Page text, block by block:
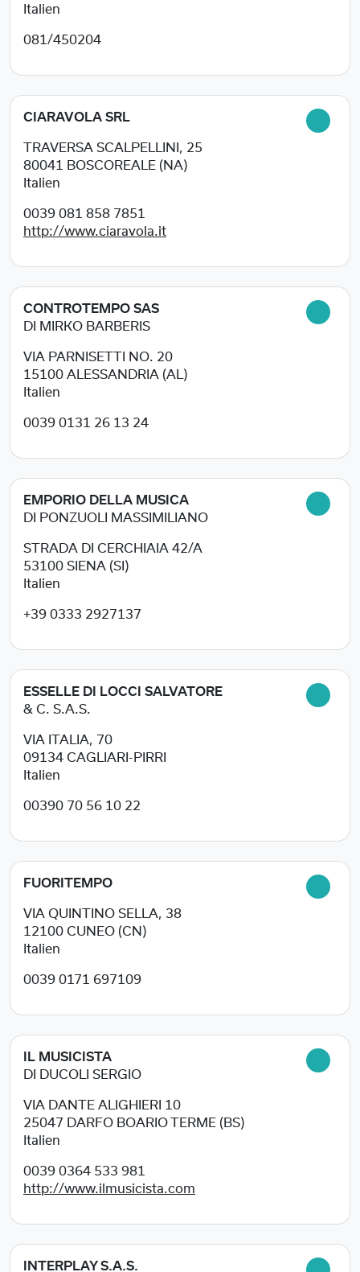
Italien
081/450204
CIARAVOLA SRL
TRAVERSA SCALPELLINI, 25
80041
BOSCOREALE (NA)
Italien
0039 081 858 7851
http://www.ciaravola.it
CONTROTEMPO SAS
DI MIRKO BARBERIS
VIA PARNISETTI NO. 20
15100 ALESSANDRIA (AL)
Italien
0039 0131 26 13 24
EMPORIO DELLA MUSICA
DI PONZUOLI MASSIMILIANO
STRADA DI CERCHIAIA 42/A
53100 SIENA (SI)
Italien
+39 0333 2927137
ESSELLE DI LOCCI SALVATORE
& C. S.A.S.
VIA ITALIA, 70
09134 CAGLIARI-PIRRI
Italien
00390 70 56 10 22
FUORITEMPO
VIA QUINTINO SELLA, 38
12100 CUNEO (CN)
Italien
0039 0171 697109
IL MUSICISTA
DI DUCOLI SERGIO
VIA DANTE ALIGHIERI 10
25047
DARFO BOARIO TERME (BS)
Italien
0039 0364 533 981
http://www.ilmusicista.com
INTERPLAY S.A.S.